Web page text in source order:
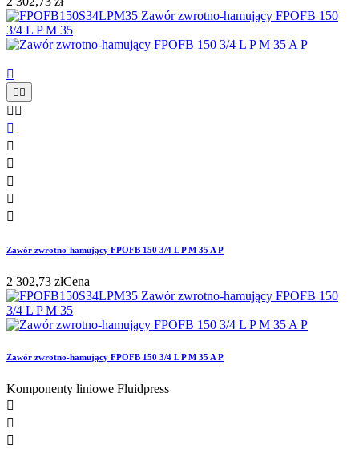

 
 






Zawór zwrotno-hamujący FPOFB 150 3/4 L P M 35 A P
2 302,73 złCena
Zawór zwrotno-hamujący FPOFB 150 3/4 L P M 35 A P
Komponenty liniowe Fluidpress


